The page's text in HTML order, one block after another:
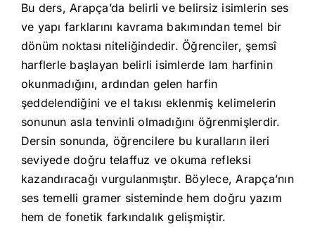
Bu ders, Arapça’da belirli ve belirsiz isimlerin ses
ve yapı farklarını kavrama bakımından temel bir
dönüm noktası niteliğindedir. Öğrenciler, şemsî
harflerle başlayan belirli isimlerde lam harfinin
okunmadığını, ardından gelen harfin
şeddelendiğini ve el takısı eklenmiş kelimelerin
sonunun asla tenvinli olmadığını öğrenmişlerdir.
Dersin sonunda, öğrencilere bu kuralların ileri
seviyede doğru telaffuz ve okuma refleksi
kazandıracağı vurgulanmıştır. Böylece, Arapça’nın
ses temelli gramer sisteminde hem doğru yazım
hem de fonetik farkındalık gelişmiştir.